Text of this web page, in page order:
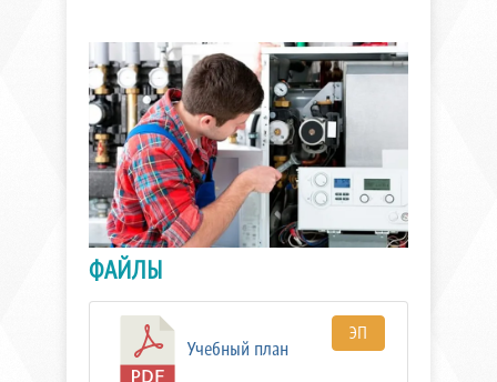
ФАЙЛЫ
Учебный план
ЭП